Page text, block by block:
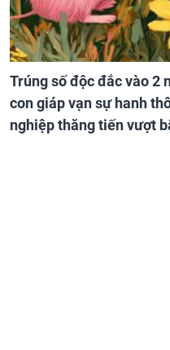
Trúng số độc đắc vào 2
con giáp vạn sự hanh
nghiệp thăng tiến vượt